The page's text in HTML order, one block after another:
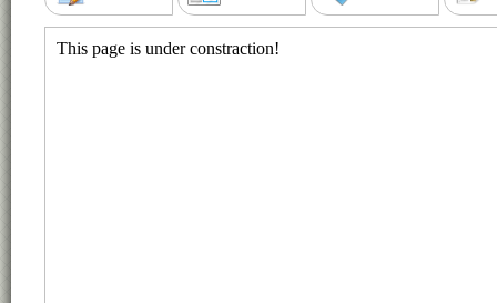
This page is under constraction!